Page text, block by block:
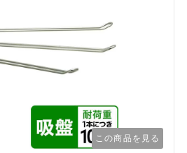
この商品を見る